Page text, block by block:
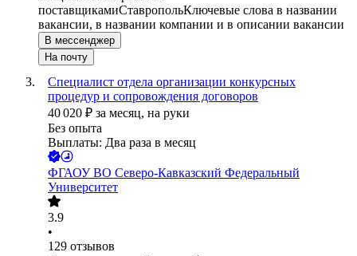
поставщикамиСтавропольКлючевые слова в названии
вакансии, в названии компании и в описании вакансии
В мессенджер
На почту
Специалист отдела организации конкурсных
процедур и сопровождения договоров
40 020 ₽ за месяц, на руки
Без опыта
Выплаты: Два раза в месяц
ФГАОУ ВО Северо-Кавказский Федеральный
Университет
3.9
•
129 отзывов